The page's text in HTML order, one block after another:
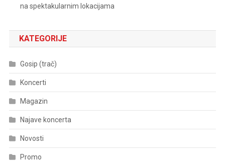
na spektakularnim lokacijama
KATEGORIJE
Gosip (trač)
Koncerti
Magazin
Najave koncerta
Novosti
Promo